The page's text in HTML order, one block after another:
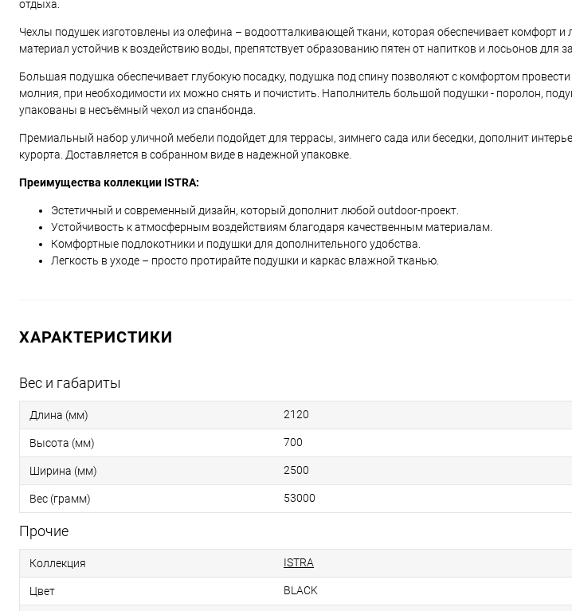
отдыха.
Чехлы подушек изготовлены из олефина – водоотталкивающей ткани, которая обеспечивает комфорт
материал устойчив к воздействию воды, препятствует образованию пятен от напитков и лосьонов для
Большая подушка обеспечивает глубокую посадку, подушка под спину позволяют с комфортом
молния, при необходимости их можно снять и почистить. Наполнитель большой подушки - поролон,
упакованы в несъёмный чехол из спанбонда.
Премиальный набор уличной мебели подойдет для террасы, зимнего сада или беседки, дополнит
курорта. Доставляется в собранном виде в надежной упаковке.
Преимущества коллекции ISTRA:
Эстетичный и современный дизайн, который дополнит любой outdoor-проект.
Устойчивость к атмосферным воздействиям благодаря качественным материалам.
Комфортные подлокотники и подушки для дополнительного удобства.
Легкость в уходе – просто протирайте подушки и каркас влажной тканью.
ХАРАКТЕРИСТИКИ
Вес и габариты
Длина (мм) 2120
Высота (мм) 700
Ширина (мм) 2500
Вес (грамм) 53000
Прочие
Коллекция ISTRA
Цвет BLACK